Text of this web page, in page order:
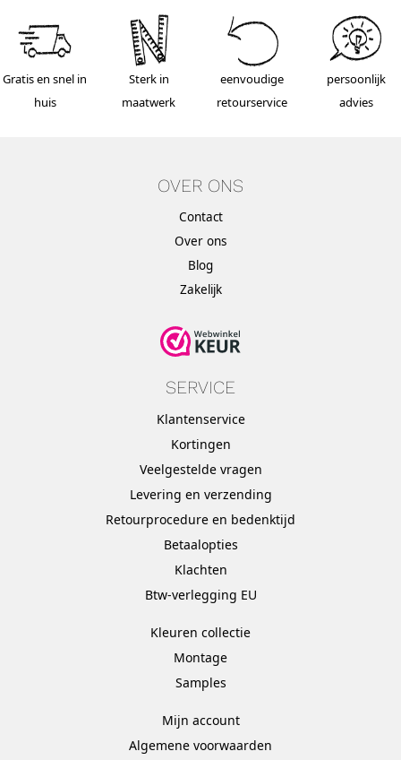
Gratis en snel in
huis
Sterk in
maatwerk
eenvoudige
retourservice
persoonlijk
advies
OVER ONS
Contact
Over ons
Blog
Zakelijk
SERVICE
Klantenservice
Kortingen
Veelgestelde vragen
Levering en verzending
Retourprocedure en bedenktijd
Betaalopties
Klachten
Btw-verlegging EU
Kleuren collectie
Montage
Samples
Mijn account
Algemene voorwaarden